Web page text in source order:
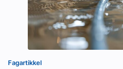
Fagartikkel